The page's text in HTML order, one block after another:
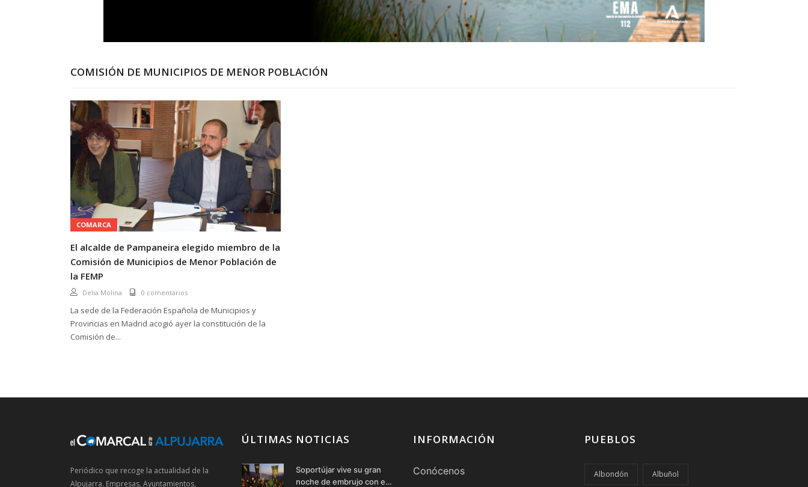
COMISIÓN DE MUNICIPIOS DE MENOR POBLACIÓN
COMARCA
El alcalde de Pampaneira elegido miembro de la
Comisión de Municipios de Menor Población de
la FEMP
Delia Molina 0 comentarios
La sede de la Federación Española de Municipios y
Provincias en Madrid acogió ayer la constitución de la
Comisión de...
Periódico que recoge la actualidad de la
Alpujarra. Empresas, Ayuntamientos,
ÚLTIMAS NOTICIAS
Soportújar vive su gran
noche de embrujo con el
INFORMACIÓN
Conócenos
PUEBLOS
Albondón Albuñol